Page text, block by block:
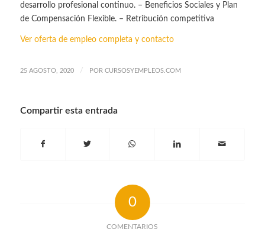
desarrollo profesional continuo. – Beneficios Sociales y Plan
de Compensación Flexible. – Retribución competitiva
Ver oferta de empleo completa y contacto
25 AGOSTO, 2020 / POR CURSOSYEMPLEOS.COM
Compartir esta entrada
0
COMENTARIOS